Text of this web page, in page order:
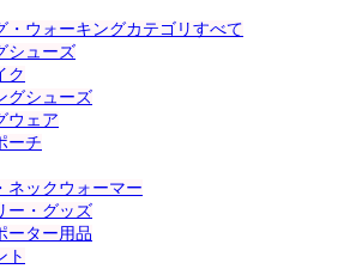
・ウォーキングカテゴリすべて
シューズ
ク
グシューズ
ウェア
ーチ
ネックウォーマー
ー・グッズ
ーター用品
ト